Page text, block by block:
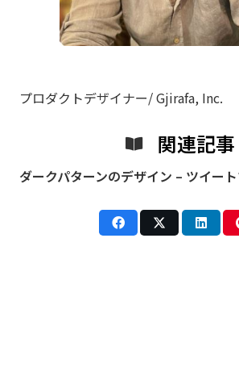
プロダクトデザイナー/ Gjirafa, Inc.
関連記事
ダークパターンのデザイン – ツイー